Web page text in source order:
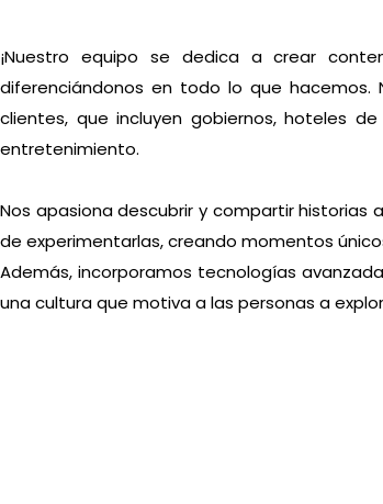
¡Nuestro equipo se dedica a crear
diferenciándonos en todo lo que hacemos.
clientes, que incluyen gobiernos, hoteles
entretenimiento.
Nos apasiona descubrir y compartir
de experimentarlas, creando momentos
Además, incorporamos tecnologías
una cultura que motiva a las personas a